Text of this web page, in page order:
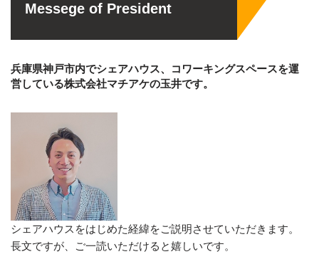
Messege of President
兵庫県神戸市内でシェアハウス、コワーキングスペースを運
営している株式会社マチアケの玉井です。
シェアハウスをはじめた経緯をご説明させていただきます。
長文ですが、ご一読いただけると嬉しいです。